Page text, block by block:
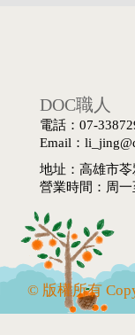
DOC職人
電話：07-
Email：
地址：高雄市苓
營業時間：周一
© 版權所有